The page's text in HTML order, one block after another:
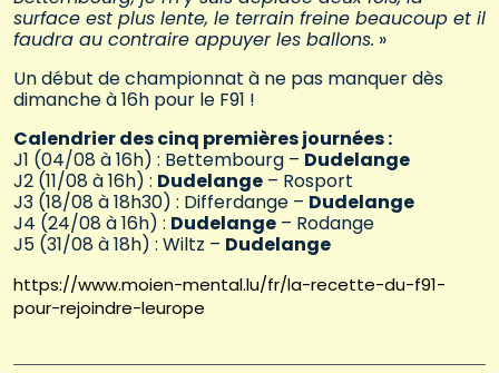
surface est plus lente, le terrain freine beaucoup et il
faudra au contraire appuyer les ballons. »
Un début de championnat à ne pas manquer dès
dimanche à 16h pour le F91 !
Calendrier des cinq premières journées :
J1 (04/08 à 16h) : Bettembourg – Dudelange
J2 (11/08 à 16h) : Dudelange – Rosport
J3 (18/08 à 18h30) : Differdange – Dudelange
J4 (24/08 à 16h) : Dudelange – Rodange
J5 (31/08 à 18h) : Wiltz – Dudelange
https://www.moien-mental.lu/fr/la-recette-du-f91-
pour-rejoindre-leurope